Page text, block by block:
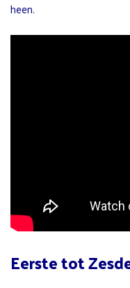
heen.
Eerste tot